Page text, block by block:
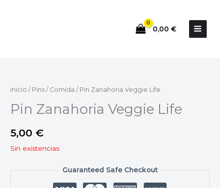
0,00 €
Inicio / Pins / Comida / Pin Zanahoria Veggie Life
Pin Zanahoria Veggie Life
5,00 €
Sin existencias
Guaranteed Safe Checkout